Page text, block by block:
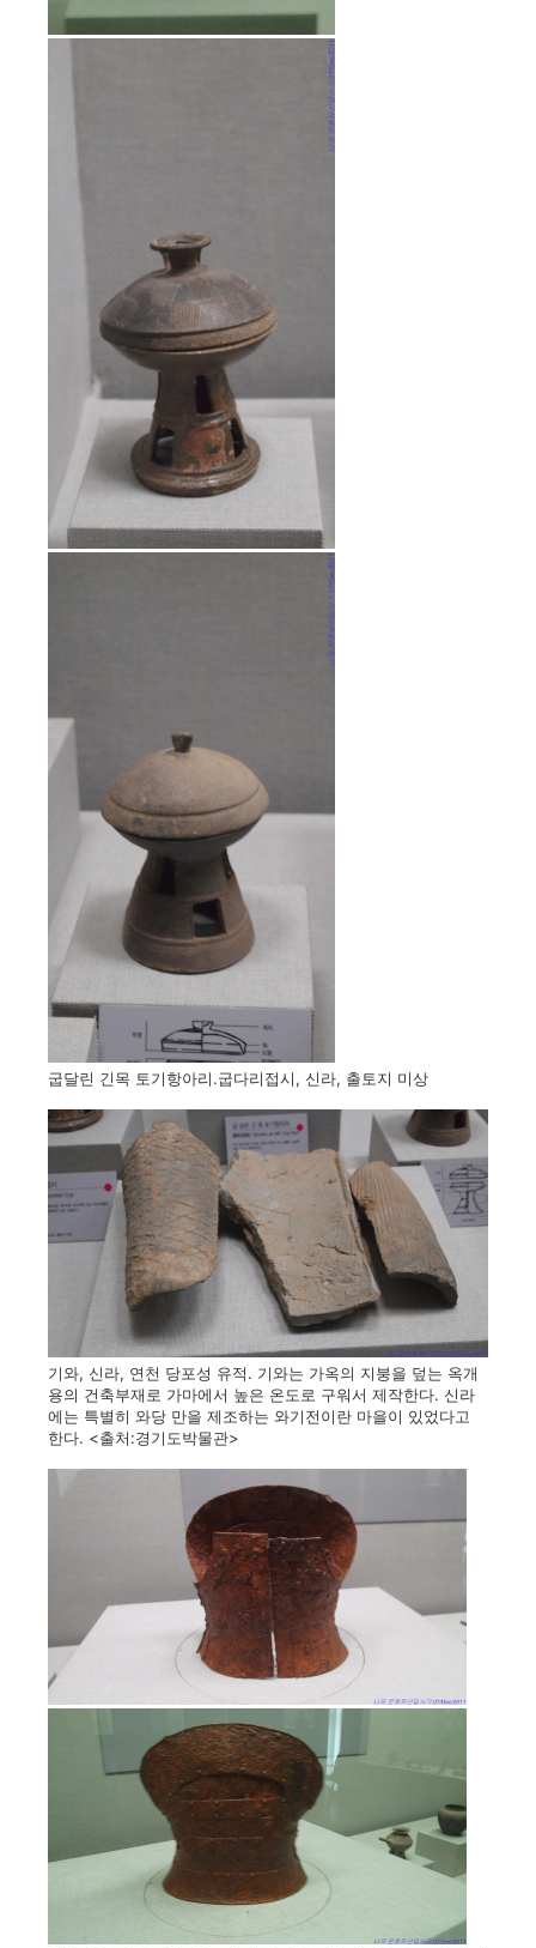
굽달린 긴목 토기항아리.굽다리접시, 신라, 출토지 미상
기와, 신라, 연천 당포성 유적. 기와는 가옥의 지붕을 덮는 옥개
용의 건축부재로 가마에서 높은 온도로 구워서 제작한다. 신라
에는 특별히 와당 만을 제조하는 와기전이란 마을이 있었다고
한다. <출처:경기도박물관>